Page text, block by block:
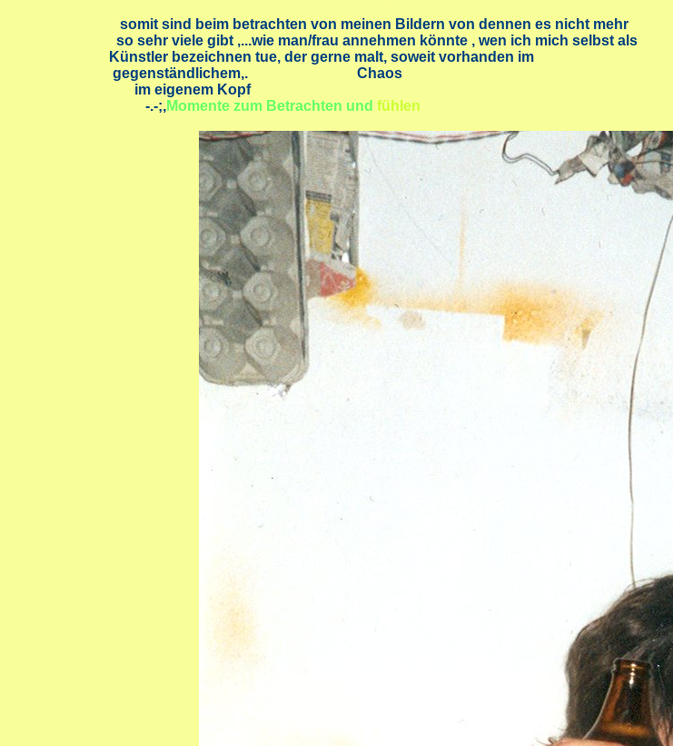
somit sind beim betrachten von meinen Bildern von dennen es nicht mehr
so sehr viele gibt ,...wie man/frau annehmen könnte , wen ich mich selbst als
Künstler bezeichnen tue, der gerne malt, soweit vorhanden im
gegenständlichem,. Chaos
im eigenem Kopf
-.-;,Momente zum Betrachten und fühlen